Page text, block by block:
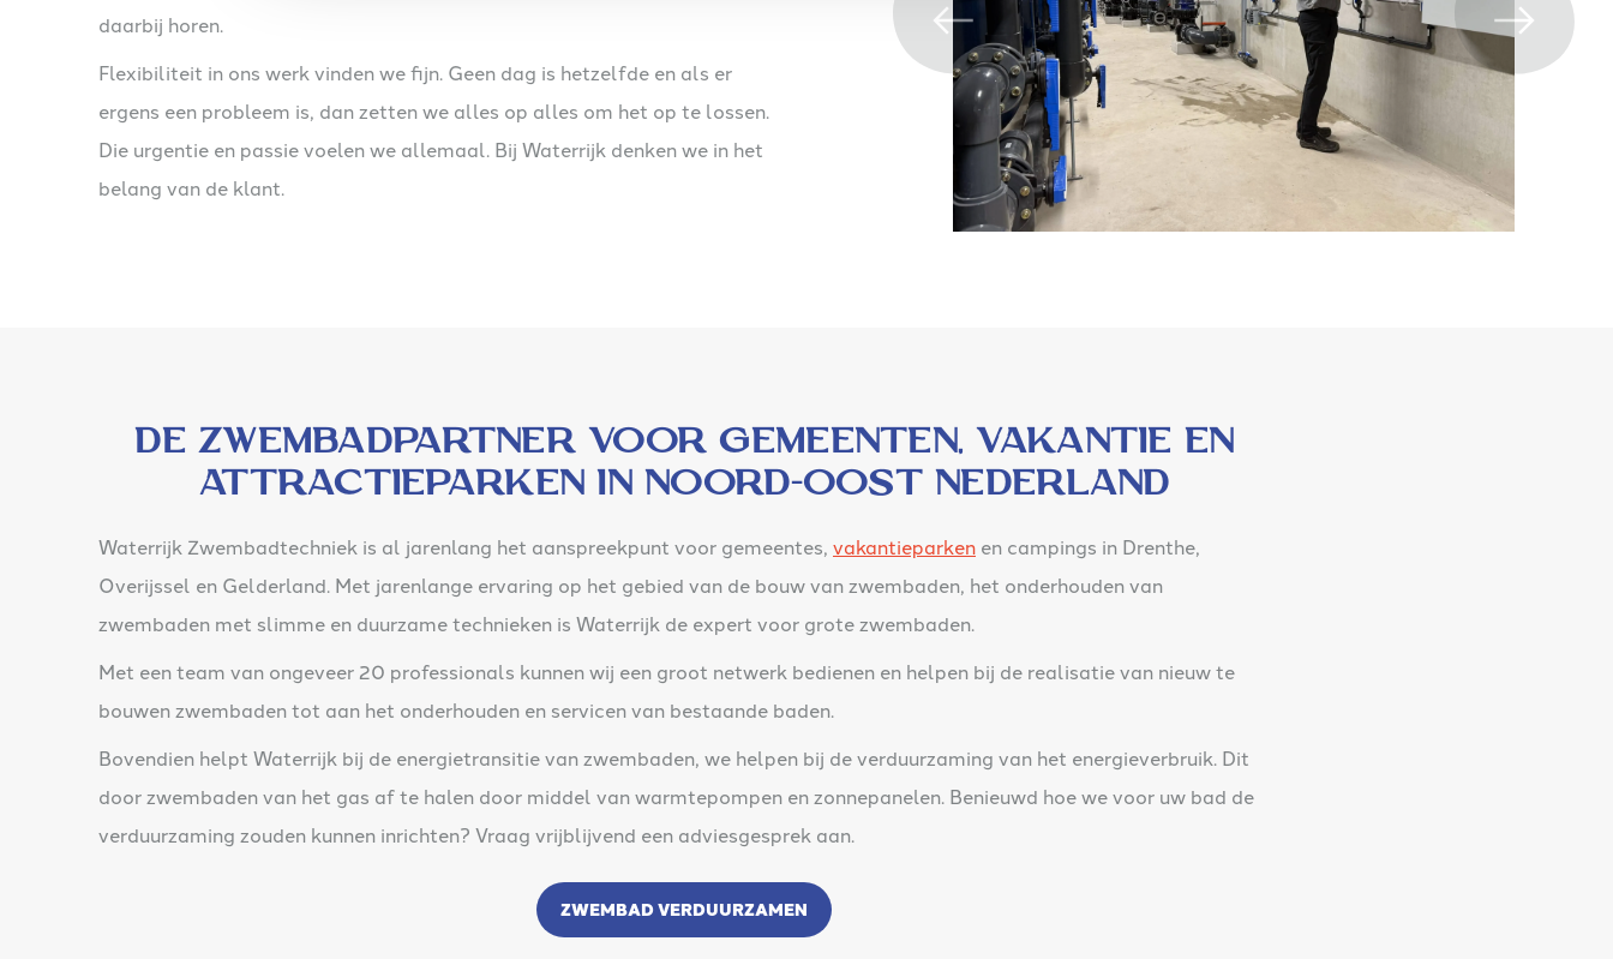
daarbij horen.
Flexibiliteit in ons werk vinden we fijn. Geen dag is hetzelfde en als er
ergens een probleem is, dan zetten we alles op alles om het op te lossen.
Die urgentie en passie voelen we allemaal. Bij Waterrijk denken we in het
belang van de klant.
De Zwembadpartner voor Gemeenten, vakantie en
attractieparken in Noord-oost Nederland
Waterrijk Zwembadtechniek is al jarenlang het aanspreekpunt voor gemeentes, vakantieparken en campings in Drenthe,
Overijssel en Gelderland. Met jarenlange ervaring op het gebied van de bouw van zwembaden, het onderhouden van
zwembaden met slimme en duurzame technieken is Waterrijk de expert voor grote zwembaden.
Met een team van ongeveer 20 professionals kunnen wij een groot netwerk bedienen en helpen bij de realisatie van nieuw te
bouwen zwembaden tot aan het onderhouden en servicen van bestaande baden.
Bovendien helpt Waterrijk bij de energietransitie van zwembaden, we helpen bij de verduurzaming van het energieverbruik. Dit
door zwembaden van het gas af te halen door middel van warmtepompen en zonnepanelen. Benieuwd hoe we voor uw bad de
verduurzaming zouden kunnen inrichten? Vraag vrijblijvend een adviesgesprek aan.
ZWEMBAD VERDUURZAMEN